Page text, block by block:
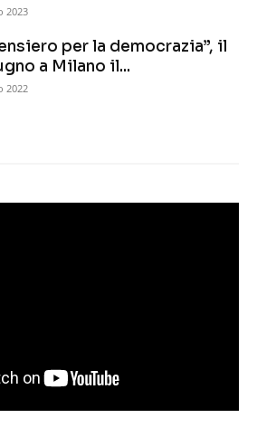
2023
per la democrazia”, il
a Milano il...
2022